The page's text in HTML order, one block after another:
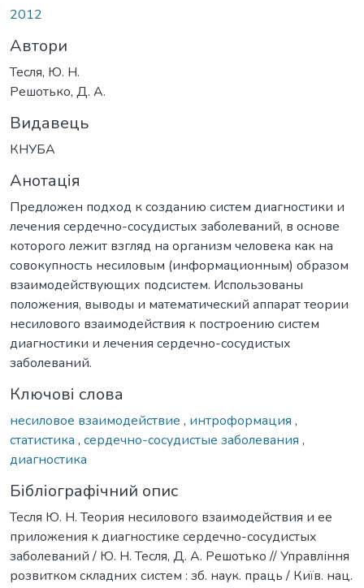
2012
Автори
Тесля, Ю. Н.
Решотько, Д. А.
Видавець
КНУБА
Анотація
Предложен подход к созданию систем диагностики и
лечения сердечно-сосудистых заболеваний, в основе
которого лежит взгляд на организм человека как на
совокупность несиловым (информационным) образом
взаимодействующих подсистем. Использованы
положения, выводы и математический аппарат теории
несилового взаимодействия к построению систем
диагностики и лечения сердечно-сосудистых
заболеваний.
Ключові слова
несиловое взаимодействие , интроформация ,
статистика , сердечно-сосудистые заболевания ,
диагностика
Бібліографічний опис
Тесля Ю. Н. Теория несилового взаимодействия и ее
приложения к диагностике сердечно-сосудистых
заболеваний / Ю. Н. Тесля, Д. А. Решотько // Управління
розвитком складних систем : зб. наук. праць / Київ. нац.